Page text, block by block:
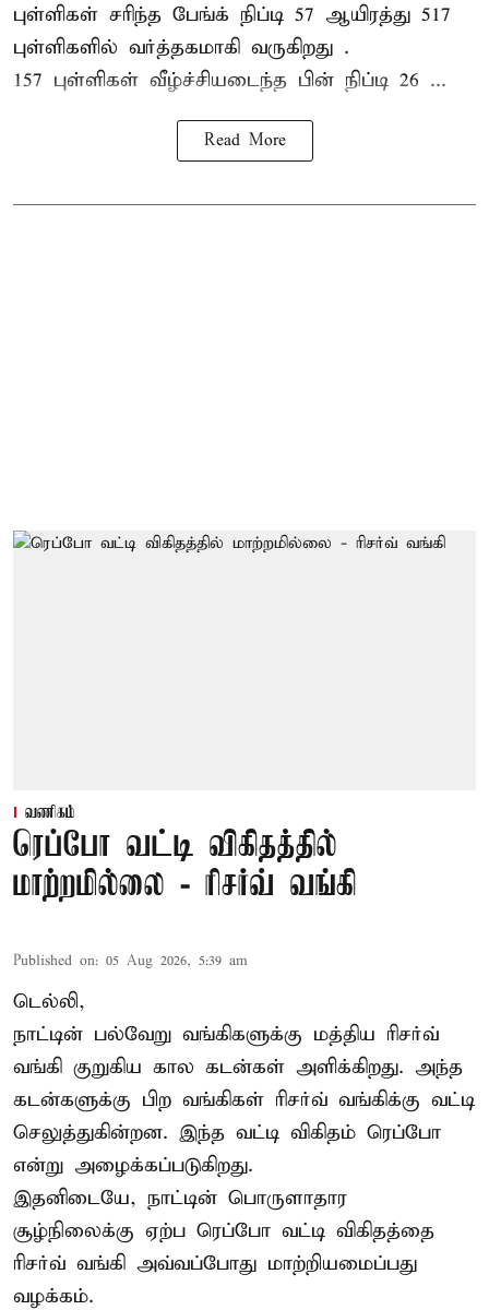
புள்ளிகள் சரிந்த பேங்க் நிப்டி 57 ஆயிரத்து 517
புள்ளிகளில் வர்த்தகமாகி வருகிறது .
157 புள்ளிகள் வீழ்ச்சியடைந்த பின் நிப்டி 26 ...
Read More
வணிகம்
ரெப்போ வட்டி விகிதத்தில்
மாற்றமில்லை - ரிசர்வ் வங்கி
Published on: 05 Aug 2026, 5:39 am
டெல்லி,
நாட்டின் பல்வேறு வங்கிகளுக்கு மத்திய ரிசர்வ்
வங்கி குறுகிய கால கடன்கள் அளிக்கிறது. அந்த
கடன்களுக்கு பிற வங்கிகள் ரிசர்வ் வங்கிக்கு வட்டி
செலுத்துகின்றன. இந்த வட்டி விகிதம் ரெப்போ
என்று அழைக்கப்படுகிறது.
இதனிடையே, நாட்டின் பொருளாதார
சூழ்நிலைக்கு ஏற்ப ரெப்போ வட்டி விகிதத்தை
ரிசர்வ் வங்கி அவ்வப்போது மாற்றியமைப்பது
வழக்கம்.